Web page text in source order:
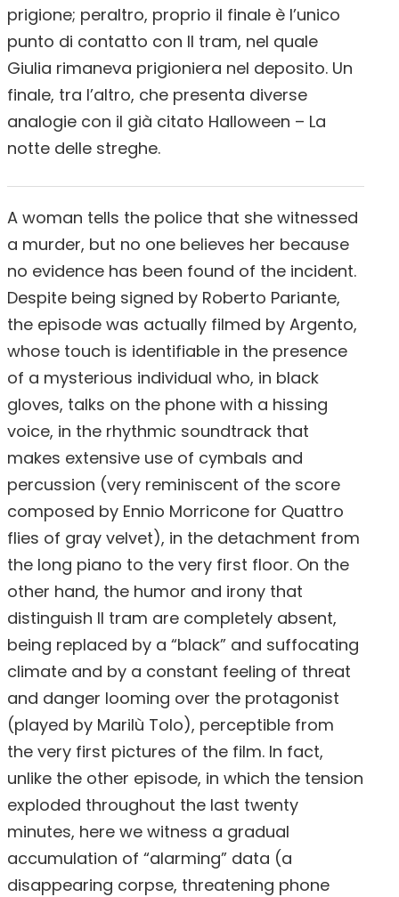
prigione; peraltro, proprio il finale è l’unico
punto di contatto con Il tram, nel quale
Giulia rimaneva prigioniera nel deposito. Un
finale, tra l’altro, che presenta diverse
analogie con il già citato Halloween – La
notte delle streghe.
A woman tells the police that she witnessed
a murder, but no one believes her because
no evidence has been found of the incident.
Despite being signed by Roberto Pariante,
the episode was actually filmed by Argento,
whose touch is identifiable in the presence
of a mysterious individual who, in black
gloves, talks on the phone with a hissing
voice, in the rhythmic soundtrack that
makes extensive use of cymbals and
percussion (very reminiscent of the score
composed by Ennio Morricone for Quattro
flies of gray velvet), in the detachment from
the long piano to the very first floor. On the
other hand, the humor and irony that
distinguish Il tram are completely absent,
being replaced by a “black” and suffocating
climate and by a constant feeling of threat
and danger looming over the protagonist
(played by Marilù Tolo), perceptible from
the very first pictures of the film. In fact,
unlike the other episode, in which the tension
exploded throughout the last twenty
minutes, here we witness a gradual
accumulation of “alarming” data (a
disappearing corpse, threatening phone